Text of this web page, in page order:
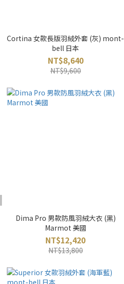
Cortina 女款長版羽絨外套 (灰) mont-
bell 日本
NT$8,640
NT$9,600
Dima Pro 男款防風羽絨大衣 (黑)
Marmot 美國
NT$12,420
NT$13,800